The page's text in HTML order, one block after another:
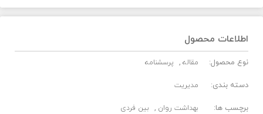
اطلاعات محصول
نوع محصول: مقاله پرسشنامه
دسته بندی: مدیریت
برچسب ها: بهداشت روان بین فردی